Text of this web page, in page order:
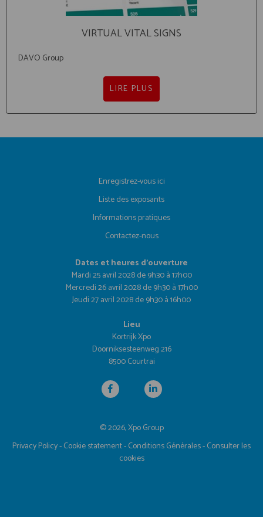
VIRTUAL VITAL SIGNS
DAVO Group
LIRE PLUS
Enregistrez-vous ici
Liste des exposants
Informations pratiques
Contactez-nous
Dates et heures d'ouverture
Mardi 25 avril 2028 de 9h30 à 17h00
Mercredi 26 avril 2028 de 9h30 à 17h00
Jeudi 27 avril 2028 de 9h30 à 16h00
Lieu
Kortrijk Xpo
Doorniksesteenweg 216
8500 Courtrai
© 2026, Xpo Group
Privacy Policy-Cookie statement-Conditions Générales-Consulter les
cookies